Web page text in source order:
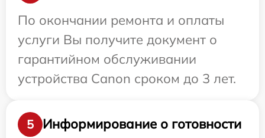
По окончании ремонта и оплаты
услуги Вы получите документ о
гарантийном обслуживании
устройства Canon сроком до 3 лет.
5
Информирование о готовности